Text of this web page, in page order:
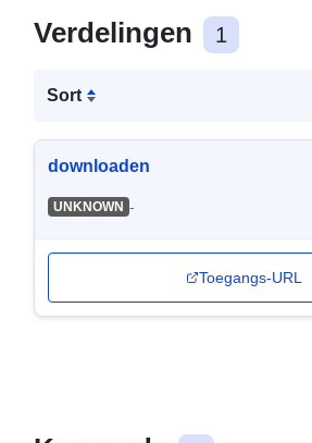
Verdelingen 1
Sort
downloaden
UNKNOWN -
Toegangs-URL